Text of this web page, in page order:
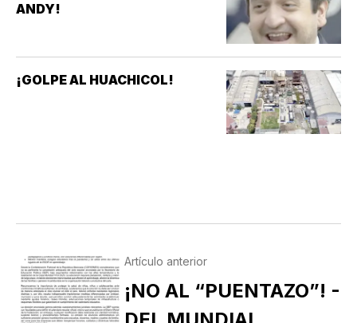
ANDY!
¡GOLPE AL HUACHICOL!
Artículo anterior
¡NO AL “PUENTAZO”! -